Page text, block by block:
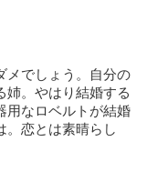
メでしょう。自分の
姉。やはり結婚する
用なロベルトが結婚
。恋とは素晴らし